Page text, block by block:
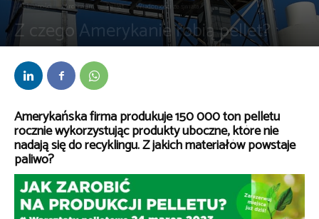
Aktualności Archiwum Pellet Wiadomości ze świata
Z czego Amerykanie robią pellet?
Amerykańska firmaprodukuje 150 000 ton pelletu
rocznie wykorzystując produkty uboczne, które nie
nadają się do recyklingu. Z jakich materiałów powstaje
paliwo?